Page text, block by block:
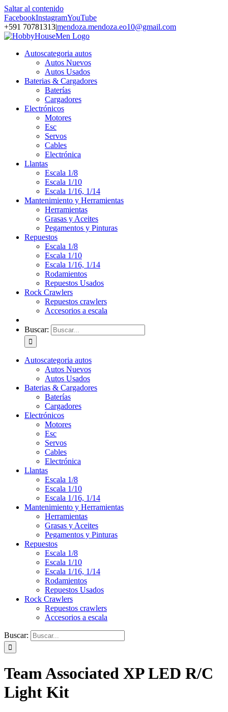
Saltar al contenido
FacebookInstagramYouTube
+591 70781313|mendoza.mendoza.eo10@gmail.com
Autoscategoria autos
Autos Nuevos
Autos Usados
Baterias & Cargadores
Baterías
Cargadores
Electrónicos
Motores
Esc
Servos
Cables
Electrónica
Llantas
Escala 1/8
Escala 1/10
Escala 1/16, 1/14
Mantenimiento y Herramientas
Herramientas
Grasas y Aceites
Pegamentos y Pinturas
Repuestos
Escala 1/8
Escala 1/10
Escala 1/16, 1/14
Rodamientos
Repuestos Usados
Rock Crawlers
Repuestos crawlers
Accesorios a escala
Buscar:
Autoscategoria autos
Autos Nuevos
Autos Usados
Baterias & Cargadores
Baterías
Cargadores
Electrónicos
Motores
Esc
Servos
Cables
Electrónica
Llantas
Escala 1/8
Escala 1/10
Escala 1/16, 1/14
Mantenimiento y Herramientas
Herramientas
Grasas y Aceites
Pegamentos y Pinturas
Repuestos
Escala 1/8
Escala 1/10
Escala 1/16, 1/14
Rodamientos
Repuestos Usados
Rock Crawlers
Repuestos crawlers
Accesorios a escala
Buscar:
Team Associated XP LED R/C
Light Kit